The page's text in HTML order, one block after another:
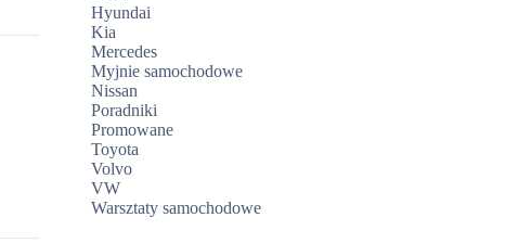
Hyundai
Kia
Mercedes
Myjnie samochodowe
Nissan
Poradniki
Promowane
Toyota
Volvo
VW
Warsztaty samochodowe